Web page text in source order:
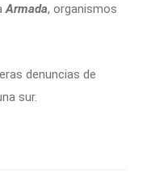
Armada, organismos
denuncias de
sur.